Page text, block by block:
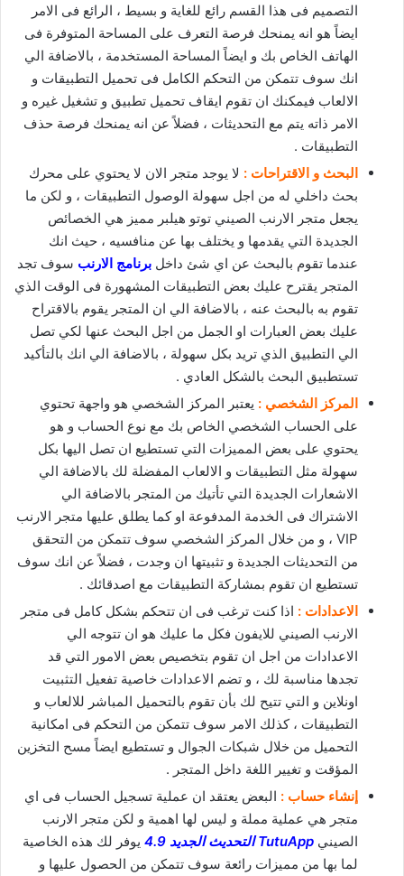
التصميم فى هذا القسم رائع للغاية و بسيط ، الرائع فى الامر
ايضاً هو انه يمنحك فرصة التعرف على المساحة المتوفرة فى
الهاتف الخاص بك و ايضاً المساحة المستخدمة ، بالاضافة الي
انك سوف تتمكن من التحكم الكامل فى تحميل التطبيقات و
الالعاب فيمكنك ان تقوم ايقاف تحميل تطبيق و تشغيل غيره و
الامر ذاته يتم مع التحديثات ، فضلاً عن انه يمنحك فرصة حذف
التطبيقات .
البحث و الاقتراحات : لا يوجد متجر الان لا يحتوي على محرك
بحث داخلي له من اجل سهولة الوصول التطبيقات ، و لكن ما
يجعل متجر الارنب الصيني توتو هيلبر مميز هي الخصائص
الجديدة التي يقدمها و يختلف بها عن منافسيه ، حيث انك
عندما تقوم بالبحث عن اي شئ داخل برنامج الارنب سوف تجد
المتجر يقترح عليك بعض التطبيقات المشهورة فى الوقت الذي
تقوم به بالبحث عنه ، بالاضافة الي ان المتجر يقوم بالاقتراح
عليك بعض العبارات او الجمل من اجل البحث عنها لكي تصل
الي التطبيق الذي تريد بكل سهولة ، بالاضافة الي انك بالتأكيد
تستطبيق البحث بالشكل العادي .
المركز الشخصي : يعتبر المركز الشخصي هو واجهة تحتوي
على الحساب الشخصي الخاص بك مع نوع الحساب و هو
يحتوي على بعض المميزات التي تستطيع ان تصل اليها بكل
سهولة مثل التطبيقات و الالعاب المفضلة لك بالاضافة الي
الاشعارات الجديدة التي تأتيك من المتجر بالاضافة الي
الاشتراك فى الخدمة المدفوعة او كما يطلق عليها متجر الارنب
VIP ، و من خلال المركز الشخصي سوف تتمكن من التحقق
من التحديثات الجديدة و تثبيتها ان وجدت ، فضلاً عن انك سوف
تستطيع ان تقوم بمشاركة التطبيقات مع اصدقائك .
الاعدادات : اذا كنت ترغب فى ان تتحكم بشكل كامل فى متجر
الارنب الصيني للايفون فكل ما عليك هو ان تتوجه الي
الاعدادات من اجل ان تقوم بتخصيص بعض الامور التي قد
تجدها مناسبة لك ، و تضم الاعدادات خاصية تفعيل التثبيت
اونلاين و التي تتيح لك بأن تقوم بالتحميل المباشر للالعاب و
التطبيقات ، كذلك الامر سوف تتمكن من التحكم فى امكانية
التحميل من خلال شبكات الجوال و تستطيع ايضاً مسح التخزين
المؤقت و تغيير اللغة داخل المتجر .
إنشاء حساب : البعض يعتقد ان عملية تسجيل الحساب فى اي
متجر هي عملية مملة و ليس لها اهمية و لكن متجر الارنب
الصيني TutuApp التحديث الجديد 4.9
يوفر لك هذه الخاصية
لما بها من مميزات رائعة سوف تتمكن من الحصول عليها و